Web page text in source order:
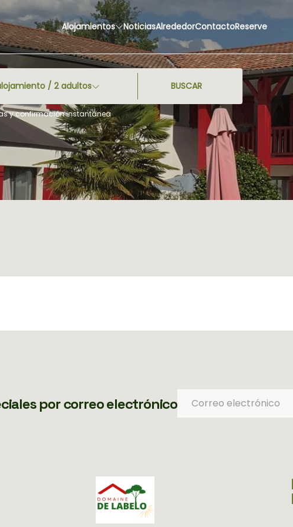
Alojamientos NoticiasAlrededorContactoReserve
/ 2adultos BUSCAR
y confirmación instantánea
por correo electrónico